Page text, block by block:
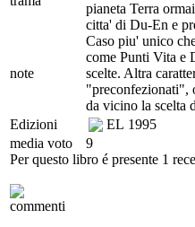
pianeta Terra
citta' di Du-En e
note
Caso piu' unico
come Punti Vita e
scelte. Altra
"preconfezionati",
da vicino la scelta
Edizioni
EL 1995
media voto
9
Per questo libro é presente 1
commenti